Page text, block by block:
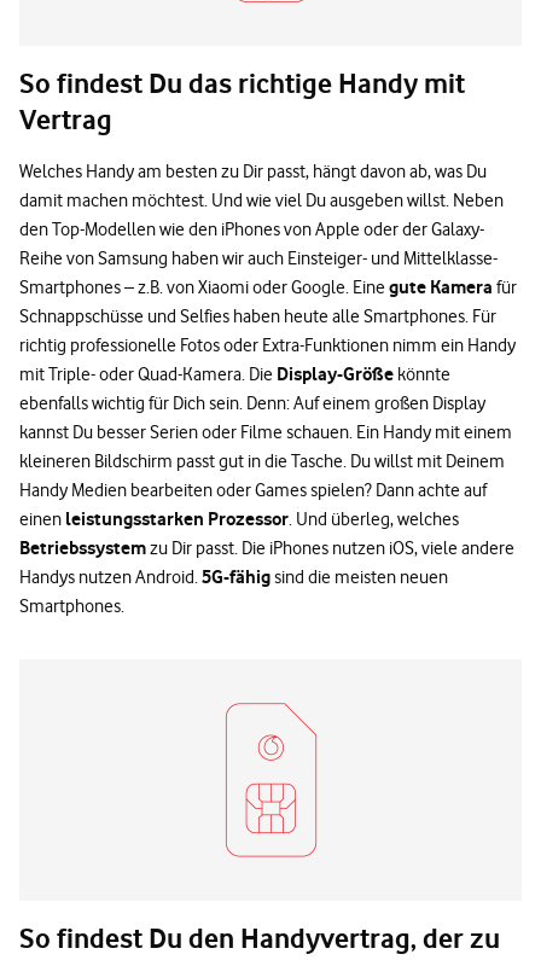
So findest Du das richtige Handy mit
Vertrag
Welches Handy am besten zu Dir passt, hängt davon ab, was Du
damit machen möchtest. Und wie viel Du ausgeben willst. Neben
den Top-Modellen wie den iPhones von Apple oder der Galaxy-
Reihe von Samsung haben wir auch Einsteiger- und Mittelklasse-
Smartphones – z.B. von Xiaomi oder Google. Einegute Kamera für
Schnappschüsse und Selfies haben heute alle Smartphones. Für
richtig professionelle Fotos oder Extra-Funktionen nimm ein Handy
mit Triple- oder Quad-Kamera. Die Display-Größe könnte
ebenfalls wichtig für Dich sein. Denn: Auf einem großen Display
kannst Du besser Serien oder Filme schauen. Ein Handy mit einem
kleineren Bildschirm passt gut in die Tasche. Du willst mit Deinem
Handy Medien bearbeiten oder Games spielen? Dann achte auf
einen leistungsstarken Prozessor. Und überleg, welches
Betriebssystemzu Dir passt. Die iPhones nutzen iOS, viele andere
Handys nutzen Android.5G-fähigsind die meisten neuen
Smartphones.
So findest Du den Handyvertrag, der zu